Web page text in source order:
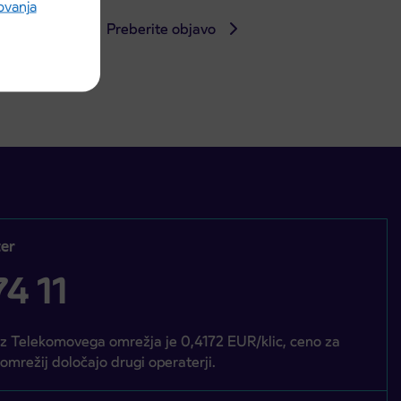
Preberite objavo
11
Telekomovega omrežja je 0,4172 EUR/klic, ceno za
določajo drugi operaterji.